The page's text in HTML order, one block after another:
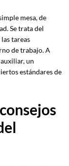
mesa, de
Se trata del
tareas
de trabajo. A
un
estándares de